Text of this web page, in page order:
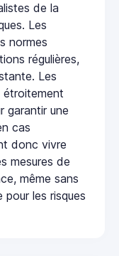
de la
Les
normes
régulières,
Les
étroitement
garantir une
cas
donc vivre
mesures de
même sans
les risques